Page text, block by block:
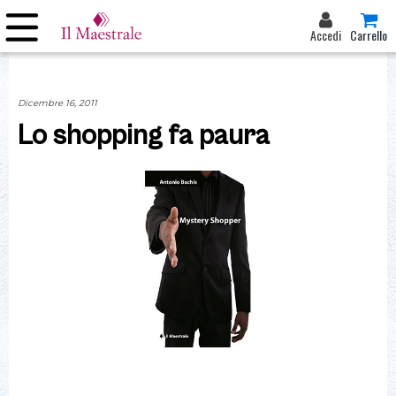
Accedi Carrello
Dicembre 16, 2011
Lo shopping fa paura